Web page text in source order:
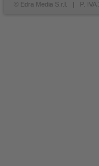
© Edra Media S.r.l. | P.